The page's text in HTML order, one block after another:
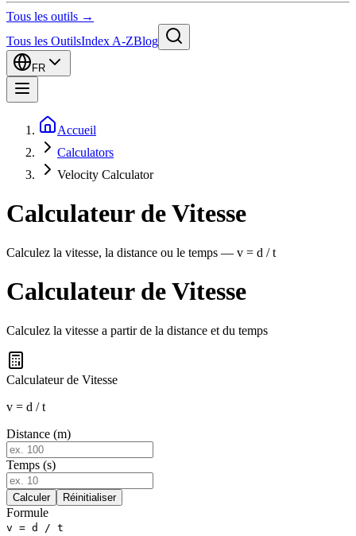
Tous les outils →
Tous les OutilsIndex A-ZBlog
FR
Accueil
Calculators
Velocity Calculator
Calculateur de Vitesse
Calculez la vitesse, la distance ou le temps — v = d / t
Calculateur de Vitesse
Calculez la vitesse a partir de la distance et du temps
Calculateur de Vitesse
v = d / t
Distance (m)
Temps (s)
Calculer Réinitialiser
Formule
v = d / t